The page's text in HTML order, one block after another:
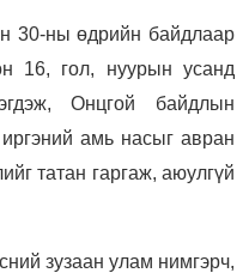
30-ны өдрийн байдлаар
16, гол, нуурын усанд
Онцгой байдлын
амь насыг авран
татан гаргаж, аюулгүй
зузаан улам нимгэрч,